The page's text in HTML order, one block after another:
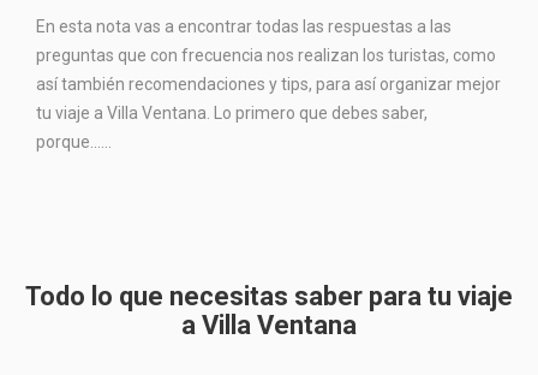
En esta nota vas a encontrar todas las respuestas a las
preguntas que con frecuencia nos realizan los turistas, como
así también recomendaciones y tips, para así organizar mejor
tu viaje a Villa Ventana. Lo primero que debes saber,
porque…...
Todo lo que necesitas saber para tu viaje
a Villa Ventana